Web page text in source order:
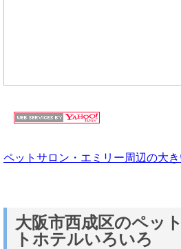
ペットサロン・エミリー周辺の大き
大阪市西成区のペッ
トホテルいろいろ